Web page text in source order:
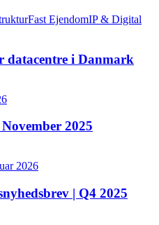
EjendomIP & Digital
datacentre i Danmark
2025
2026
| Q4 2025